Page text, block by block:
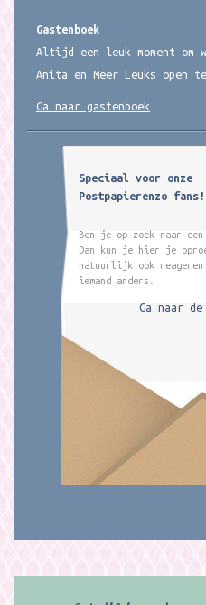
Gastenboek
Altijd een leuk moment om
Anita en Meer Leuks open te
Ga naar gastenboek
Speciaal voor onze
Postpapierenzo fans!
Ben je op zoek naar
Dan kun je hier je
natuurlijk ook reageren
iemand anders.
Ga naar